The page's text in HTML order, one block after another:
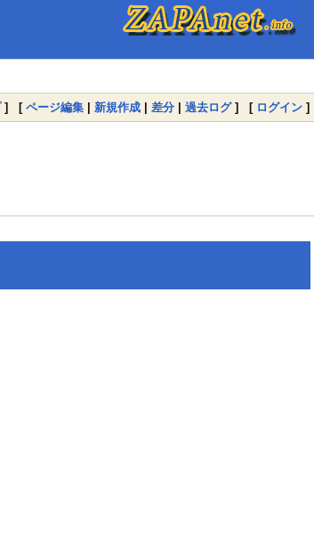
] [ ページ編集 | 新規作成 | 差分 | 過去ログ] [ ログイン ]